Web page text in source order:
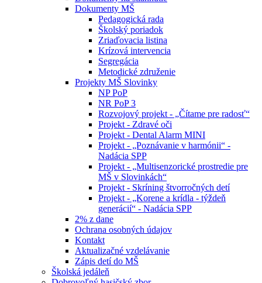
Dokumenty MŠ
Pedagogická rada
Školský poriadok
Zriaďovacia listina
Krízová intervencia
Segregácia
Metodické združenie
Projekty MŠ Slovinky
NP PoP
NR PoP 3
Rozvojový projekt - „Čítame pre radosť“
Projekt - Zdravé oči
Projekt - Dental Alarm MINI
Projekt - „Poznávanie v harmónii“ -
Nadácia SPP
Projekt - „Multisenzorické prostredie pre
MŠ v Slovinkách“
Projekt - Skríning štvorročných detí
Projekt - „Korene a krídla - týždeň
generácií“ - Nadácia SPP
2% z dane
Ochrana osobných údajov
Kontakt
Aktualizačné vzdelávanie
Zápis detí do MŠ
Školská jedáleň